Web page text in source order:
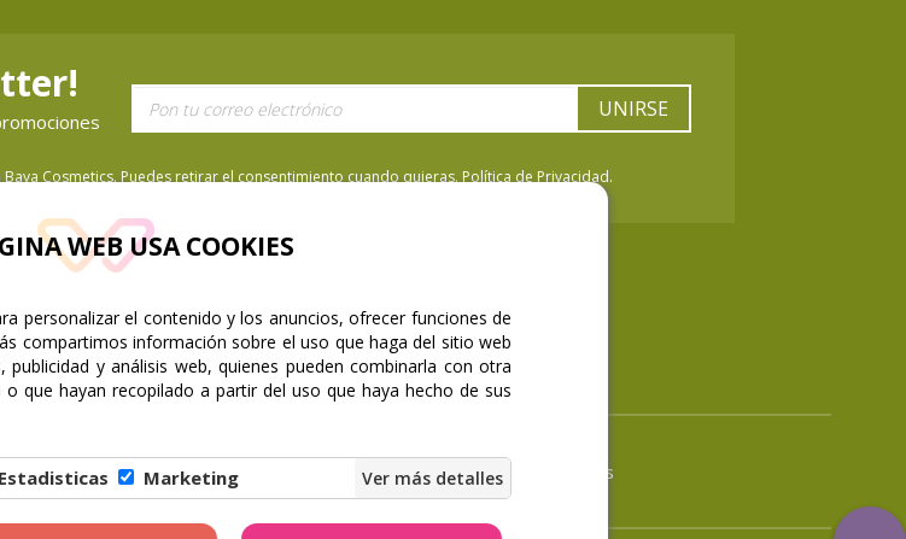
WEB USA COOKIES
personalizar el contenido y los anuncios, ofrecer funciones de
compartimos información sobre el uso que haga del sitio web
y análisis web, quienes pueden combinarla con otra
que hayan recopilado a partir del uso que haya hecho de sus
Estadisticas Marketing
UNIRSE
Cosmetics. Puedes retirar el consentimiento cuando quieras. Política de Privacidad.
|Cookies |Aviso Legal|Política de Privacidad|Términos y condiciones